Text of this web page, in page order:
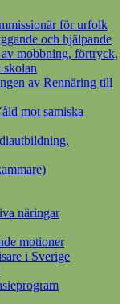
för urfolk
och hjälpande
av mobbning, förtryck,
av Rennäring till
mot samiska
näringar
motioner
i Sverige